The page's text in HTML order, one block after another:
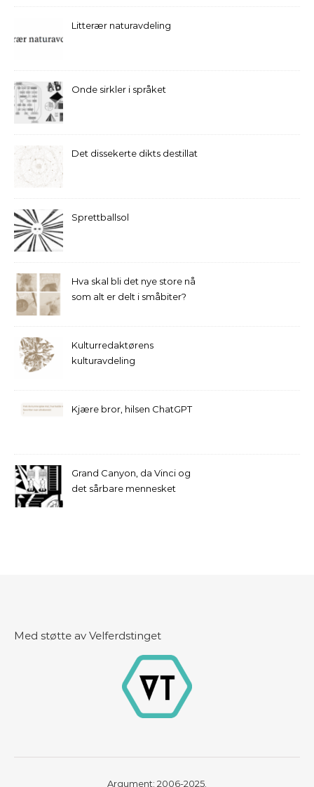
Litterær naturavdeling
Onde sirkler i språket
Det dissekerte dikts destillat
Sprettballsol
Hva skal bli det nye store nå
som alt er delt i småbiter?
Kulturredaktørens
kulturavdeling
Kjære bror, hilsen ChatGPT
Grand Canyon, da Vinci og
det sårbare mennesket
Med støtte av Velferdstinget
Argument: 2006-2025.